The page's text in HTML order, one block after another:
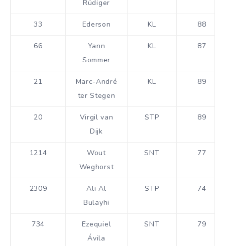
Rüdiger
33 Ederson KL 88
66
Yann
Sommer
KL 87
21
Marc-André
ter Stegen
KL 89
20
Virgil van
Dijk
STP 89
1214
Wout
Weghorst
SNT 77
2309
Ali Al
Bulayhi
STP 74
734
Ezequiel
Ávila
SNT 79